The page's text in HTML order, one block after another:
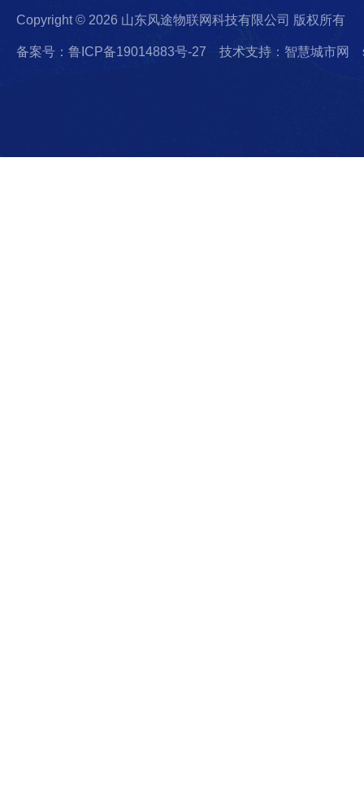
Copyright © 2026 山东风途物联网科技有限公司 版权所有
备案号：鲁ICP备19014883号-27 技术支持：智慧城市网